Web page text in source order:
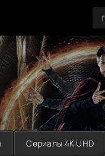
Сериалы 4K UHD